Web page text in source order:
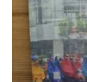
은 시인의 사진에 제 이름이